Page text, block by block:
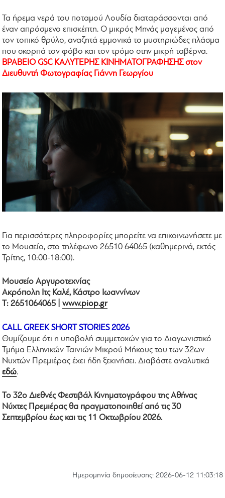
Τα ήρεμα νερά του ποταμού Λουδία διαταράσσονται από
έναν απρόσμενο επισκέπτη. Ο μικρός Μηνάς μαγεμένος από
τον τοπικό θρύλο, αναζητά εμμονικά το μυστηριώδες πλάσμα
που σκορπά τον φόβο και τον τρόμο στην μικρή ταβέρνα.
ΒΡΑΒΕΙΟ GSC ΚΑΛΥΤΕΡΗΣ ΚΙΝΗΜΑΤΟΓΡΑΦΗΣΗΣ στον
Διευθυντή Φωτογραφίας Γιάννη Γεωργίου
Για περισσότερες πληροφορίες μπορείτε να επικοινωνήσετε με
το Μουσείο, στο τηλέφωνο 26510 64065 (καθημερινά, εκτός
Τρίτης, 10:00-18:00).
Μουσείο Αργυροτεχνίας
Ακρόπολη Ιτς Καλέ, Κάστρο Ιωαννίνων
Τ: 2651064065 |www.piop.gr
CALL GREEK SHORT STORIES 2026
Θυμίζουμε ότι η υποβολή συμμετοχών για το Διαγωνιστικό
Τμήμα Ελληνικών Ταινιών Μικρού Μήκους του των 32ων
Νυχτών Πρεμιέρας έχει ήδη ξεκινήσει. Διαβάστε αναλυτικά
εδώ.
Το 32ο Διεθνές Φεστιβάλ Κινηματογράφου της Αθήνας
Νύχτες Πρεμιέρας θα πραγματοποιηθεί από τις 30
Σεπτεμβρίου έως και τις 11 Οκτωβρίου 2026.
Hμερομηνία δημοσίευσης: 2026-06-12 11:03:18